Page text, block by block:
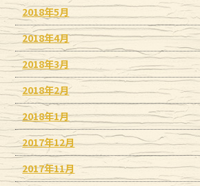
2018年5月
2018年4月
2018年3月
2018年2月
2018年1月
2017年12月
2017年11月